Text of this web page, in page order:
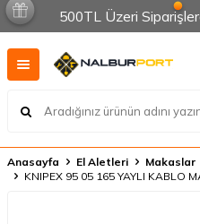
500TL Üzeri
Anasayfa El Aletleri
Makaslar
KNIPEX 95 05 165 YAYLI KABLO